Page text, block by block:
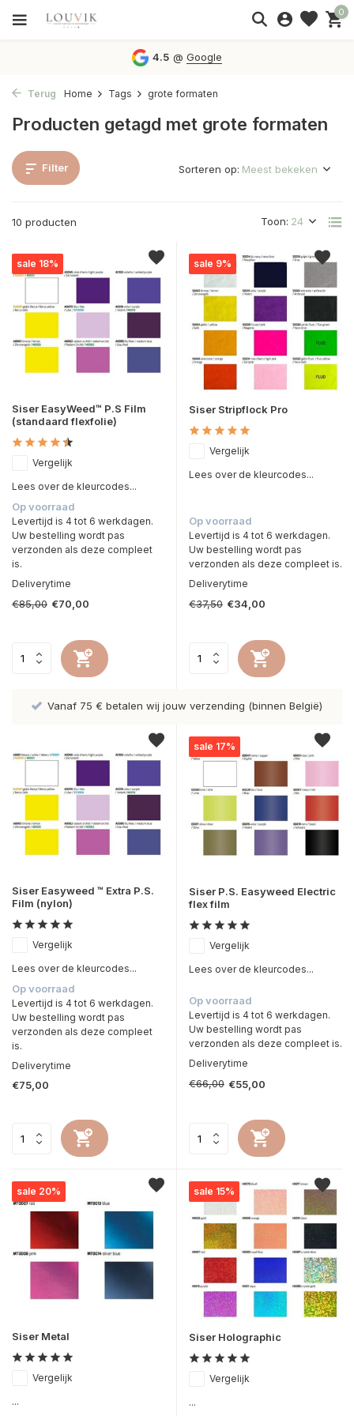
0
4.5 @Google
Terug Home Tags grote formaten
Producten getagd met grote formaten
Filter
10 producten Toon:
Sorteren op:
sale 18%
Siser EasyWeed™ P.S Film
(standaard flexfolie)
Vergelijk
Lees over de kleurcodes...
Op voorraad
Levertijd is 4 tot 6 werkdagen.
Uw bestelling wordt pas
verzonden als deze compleet
is.
Deliverytime
€85,00 €70,00
sale 9%
Siser Stripflock Pro
Vergelijk
Lees over de kleurcodes...
Op voorraad
Levertijd is 4 tot 6 werkdagen.
Uw bestelling wordt pas
verzonden als deze compleet is.
Deliverytime
€37,50 €34,00
wij jouw verzending (binnen België) Hoge kwaliteit
Siser Easyweed ™ Extra P.S.
Film (nylon)
Vergelijk
Lees over de kleurcodes...
Op voorraad
Levertijd is 4 tot 6 werkdagen.
Uw bestelling wordt pas
verzonden als deze compleet
is.
Deliverytime
€75,00
sale 17%
Siser P.S. Easyweed Electric
flex film
Vergelijk
Lees over de kleurcodes...
Op voorraad
Levertijd is 4 tot 6 werkdagen.
Uw bestelling wordt pas
verzonden als deze compleet is.
Deliverytime
€66,00 €55,00
sale 20%
Siser Metal
Vergelijk
...
sale 15%
Siser Holographic
Vergelijk
...